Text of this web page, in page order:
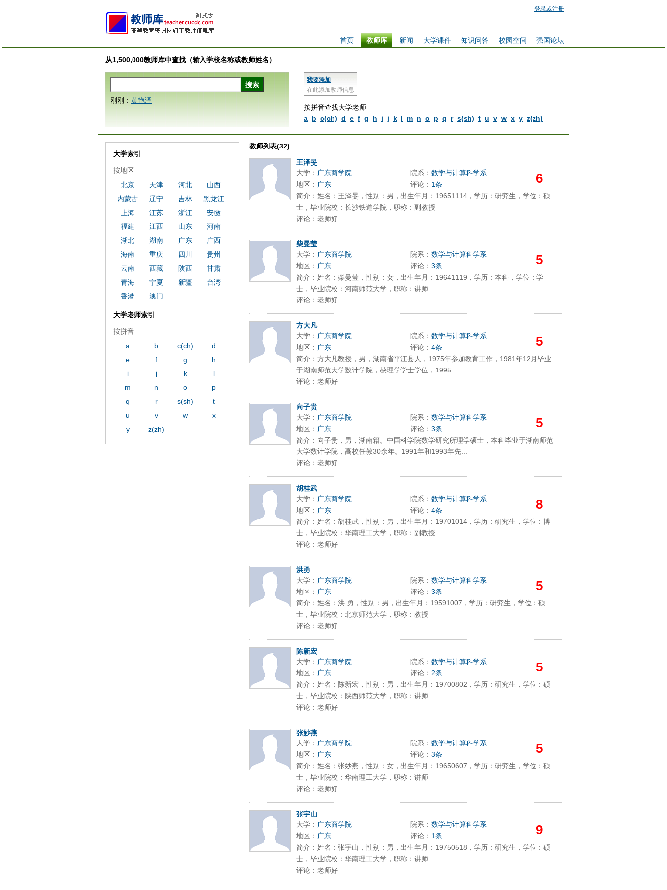
登录或注册
强国论坛
校园空间
知识问答
大学课件
新闻
教师库
首页
从1,500,000教师库中查找（输入学校名称或教师姓名）
我要添加
在此添加教师信息
按拼音查找大学老师
a b c(ch) d e f g h i j k l m n o p q r s(sh) t u v w x y z(zh)
刚刚： 黄艳泽
教师列表(32)
王泽旻
大学： 广东商学院 院系： 数学与计算科学系 6
地区： 广东 评论： 1条
简介：姓名：王泽旻，性别：男，出生年月：19651114，学历：研究生，学位：硕
士，毕业院校：长沙铁道学院，职称：副教授
评论：老师好
柴曼莹
大学： 广东商学院 院系： 数学与计算科学系 5
地区： 广东 评论： 3条
简介：姓名：柴曼莹，性别：女，出生年月：19641119，学历：本科，学位：学
士，毕业院校：河南师范大学，职称：讲师
评论：老师好
方大凡
大学： 广东商学院 院系： 数学与计算科学系 5
地区： 广东 评论： 4条
简介：方大凡教授，男，湖南省平江县人，1975年参加教育工作，1981年12月毕业
于湖南师范大学数计学院，获理学学士学位，1995...
评论：老师好
向子贵
大学： 广东商学院 院系： 数学与计算科学系 5
地区： 广东 评论： 3条
简介：向子贵，男，湖南籍。中国科学院数学研究所理学硕士，本科毕业于湖南师范
大学数计学院，高校任教30余年。1991年和1993年先...
评论：老师好
胡桂武
大学： 广东商学院 院系： 数学与计算科学系 8
地区： 广东 评论： 4条
简介：姓名：胡桂武，性别：男，出生年月：19701014，学历：研究生，学位：博
士，毕业院校：华南理工大学，职称：副教授
评论：老师好
洪勇
大学： 广东商学院 院系： 数学与计算科学系 5
地区： 广东 评论： 3条
简介：姓名：洪 勇，性别：男，出生年月：19591007，学历：研究生，学位：硕
士，毕业院校：北京师范大学，职称：教授
评论：老师好
陈新宏
大学： 广东商学院 院系： 数学与计算科学系 5
地区： 广东 评论： 2条
简介：姓名：陈新宏，性别：男，出生年月：19700802，学历：研究生，学位：硕
士，毕业院校：陕西师范大学，职称：讲师
评论：老师好
张妙燕
大学： 广东商学院 院系： 数学与计算科学系 5
地区： 广东 评论： 3条
简介：姓名：张妙燕，性别：女，出生年月：19650607，学历：研究生，学位：硕
士，毕业院校：华南理工大学，职称：讲师
评论：老师好
张宇山
大学： 广东商学院 院系： 数学与计算科学系 9
地区： 广东 评论： 1条
简介：姓名：张宇山，性别：男，出生年月：19750518，学历：研究生，学位：硕
士，毕业院校：华南理工大学，职称：讲师
评论：老师好
大学索引
按地区
北京
天津 河北
山西
内蒙古
辽宁 吉林
黑龙江
上海
江苏 浙江
安徽
福建
江西 山东
河南
湖北
湖南 广东
广西
海南
重庆 四川
贵州
云南
西藏 陕西
甘肃
青海
宁夏 新疆
台湾
香港
澳门
大学老师索引
按拼音
a
b c(ch)
d
e
f g
h
i
j k
l
m
n o
p
q
r s(sh)
t
u
v w
x
y
z(zh)